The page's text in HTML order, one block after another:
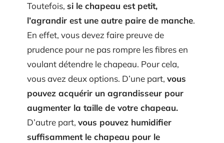
Toutefois, si le chapeau est petit,
l’agrandir est une autre paire de manche.
En effet, vous devez faire preuve de
prudence pour ne pas rompre les fibres en
voulant détendre le chapeau. Pour cela,
vous avez deux options. D’une part, vous
pouvez acquérir un agrandisseur pour
augmenter la taille de votre chapeau.
D’autre part, vous pouvez humidifier
suffisamment le chapeau pour le